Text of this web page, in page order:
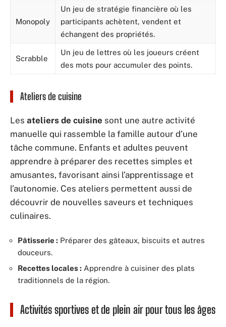
Monopoly
Un jeu de stratégie financière où les
participants achètent, vendent et
échangent des propriétés.
Scrabble
Un jeu de lettres où les joueurs créent
des mots pour accumuler des points.
Ateliers de cuisine
Les ateliers de cuisine sont une autre activité
manuelle qui rassemble la famille autour d’une
tâche commune. Enfants et adultes peuvent
apprendre à préparer des recettes simples et
amusantes, favorisant ainsi l’apprentissage et
l’autonomie. Ces ateliers permettent aussi de
découvrir de nouvelles saveurs et techniques
culinaires.
Pâtisserie : Préparer des gâteaux, biscuits et autres
douceurs.
Recettes locales : Apprendre à cuisiner des plats
traditionnels de la région.
Activités sportives et de plein air pour tous les âges